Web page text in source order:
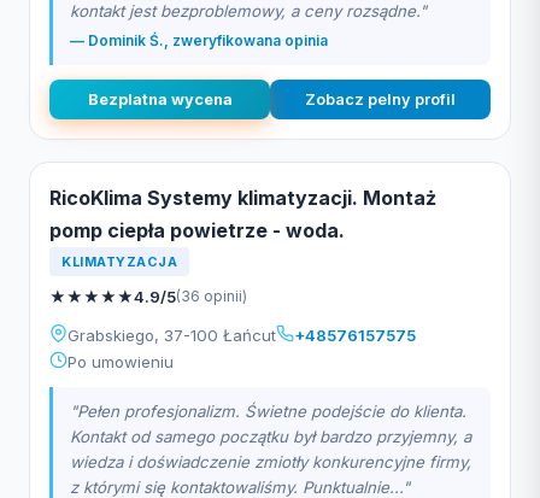
kontakt jest bezproblemowy, a ceny rozsądne."
— Dominik Ś., zweryfikowana opinia
Bezplatna wycena Zobacz pelny profil
RicoKlima Systemy klimatyzacji. Montaż
pomp ciepła powietrze - woda.
KLIMATYZACJA
★★★★★4.9/5(36 opinii)
Grabskiego, 37-100 Łańcut
+48576157575
Po umowieniu
"Pełen profesjonalizm. Świetne podejście do klienta.
Kontakt od samego początku był bardzo przyjemny, a
wiedza i doświadczenie zmiotły konkurencyjne firmy,
z którymi się kontaktowaliśmy. Punktualnie..."